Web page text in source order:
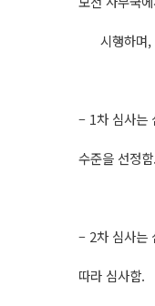
시행하며,
– 1차 심사는
수준을 선정함.
– 2차 심사는
따라 심사함.